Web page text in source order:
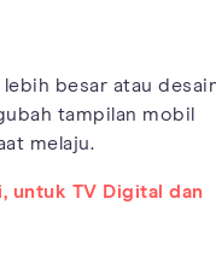
besar atau
tampilan mobil
melaju.
untuk TV Digital dan